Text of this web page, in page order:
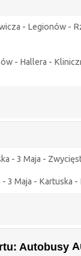
- Legionów -
- Hallera -
- 3 Maja -
3 Maja - Kartuska